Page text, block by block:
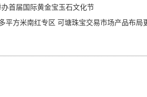
办首届国际黄金宝玉石文化节
平方米南红专区 可塘珠宝交易市场产品布局